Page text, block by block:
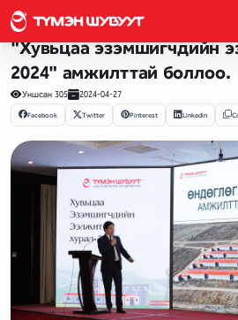
Хувьцаа эзэмшигчАрга хэмжээ, хөтөлбөр
"Хувьцаа эзэмшигчдийн
2024" амжилттай боллоо.
Уншсан 305 2024-04-27
Facebook Twitter Pinterest Linkedin